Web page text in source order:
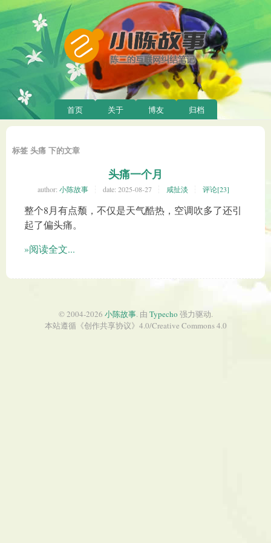
首页 关于 博友 归档
标签 头痛 下的文章
头痛一个月
author: 小陈故事 date: 2025-08-27 咸扯淡 评论[23]
整个8月有点颓，不仅是天气酷热，空调吹多了还引
起了偏头痛。
»阅读全文...
© 2004-2026 小陈故事. 由 Typecho 强力驱动.
本站遵循《创作共享协议》4.0/Creative Commons 4.0